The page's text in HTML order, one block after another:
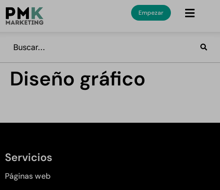
Empezar
Diseño gráfico
Servicios
Páginas web